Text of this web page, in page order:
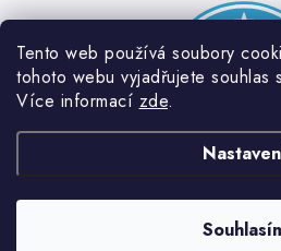
Tento web používá soubory
tohoto webu vyjadřujete souhlas
Více informací zde.
Podmínky akce 2 + 1 zdarma
Dobrý triko.